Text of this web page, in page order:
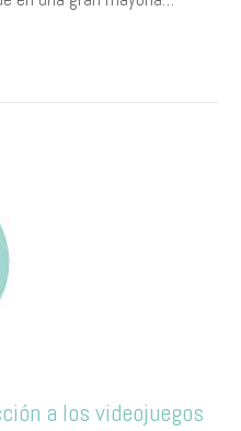
a los videojuegos